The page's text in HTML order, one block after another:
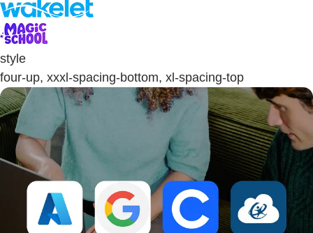
style
four-up, xxxl-spacing-bottom, xl-spacing-top